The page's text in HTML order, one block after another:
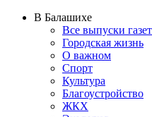
В Балашихе
Все выпуски
Городская жизнь
О важном
Спорт
Культура
Благоустройство
ЖКХ